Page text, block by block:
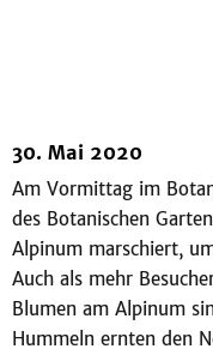
30. Mai 2020
Am Vormittag im
des Botanischen
Alpinum marschiert,
Auch als mehr
Blumen am Alpinum
Hummeln ernten den